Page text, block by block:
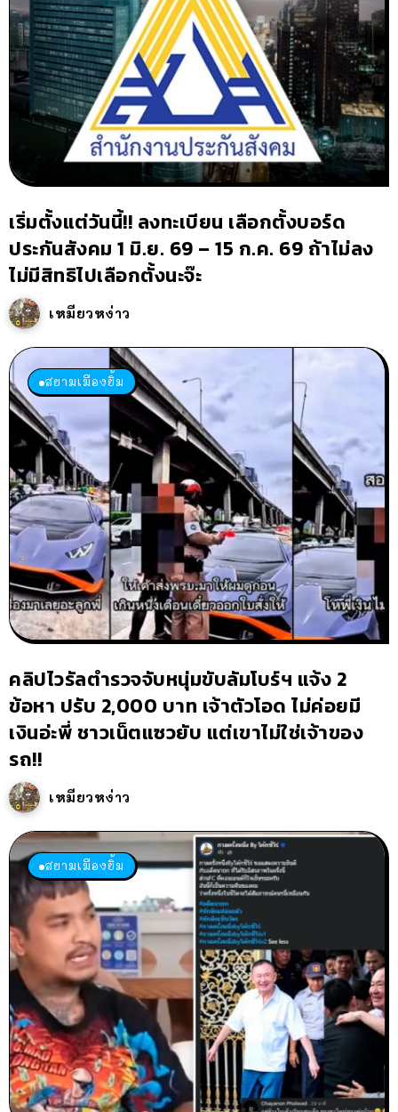
เริ่มตั้งแต่วันนี้!! ลงทะเบียน เลือกตั้งบอร์ด
ประกันสังคม 1 มิ.ย. 69 – 15 ก.ค. 69 ถ้าไม่ลง
ไม่มีสิทธิไปเลือกตั้งนะจ๊ะ
เหมียวหง่าว
สยามเมืองยิ้ม
คลิปไวรัลตำรวจจับหนุ่มขับลัมโบร์ฯ แจ้ง 2
ข้อหา ปรับ 2,000 บาท เจ้าตัวโอด ไม่ค่อยมี
เงินอ่ะพี่ ชาวเน็ตแซวยับ แต่เขาไม่ใช่เจ้าของ
รถ!!
เหมียวหง่าว
สยามเมืองยิ้ม